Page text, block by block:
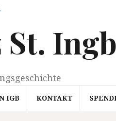
IGB KONTAKT